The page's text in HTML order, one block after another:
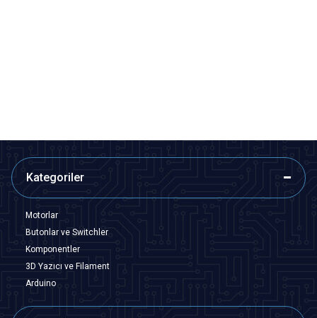
Kategoriler
Motorlar
Butonlar ve Switchler
Komponentler
3D Yazıcı ve Filament
Arduino